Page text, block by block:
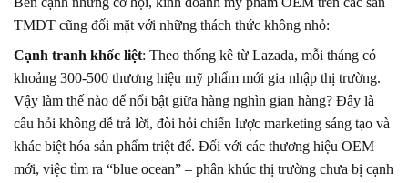
TMĐT cũng đối mặt với những thách thức không nhỏ:
Cạnh tranh khốc liệt: Theo thống kê từ Lazada, mỗi tháng có
khoảng 300-500 thương hiệu mỹ phẩm mới gia nhập thị trường.
Vậy làm thế nào để nổi bật giữa hàng nghìn gian hàng? Đây là
câu hỏi không dễ trả lời, đòi hỏi chiến lược marketing sáng tạo và
khác biệt hóa sản phẩm triệt để. Đối với các thương hiệu OEM
mới, việc tìm ra “blue ocean” – phân khúc thị trường chưa bị cạnh